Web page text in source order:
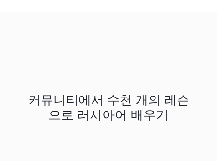
커뮤니티에서 수천 개의 레슨
으로 러시아어 배우기